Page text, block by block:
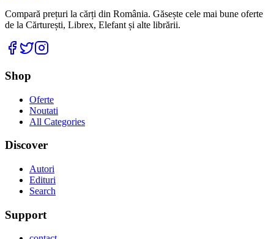
Compară prețuri la cărți din România. Găsește cele mai bune oferte
de la Cărturești, Librex, Elefant și alte librării.
Facebook
Twitter
Shop
Oferte
Noutati
All Categories
Discover
Autori
Edituri
Search
Support